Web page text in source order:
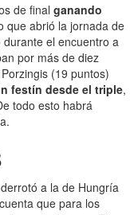
de final ganando
que abrió la jornada de
el encuentro a
por más de diez
(19 puntos)
festín desde el triple,
todo esto habrá
a la de Hungría
que para los